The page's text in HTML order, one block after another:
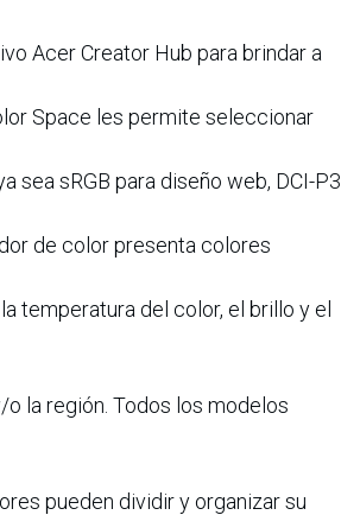
Acer Creator Hub para brindar a
Space les permite seleccionar
sea sRGB para diseño web, DCI-P3
de color presenta colores
temperatura del color, el brillo y el
la región. Todos los modelos
pueden dividir y organizar su